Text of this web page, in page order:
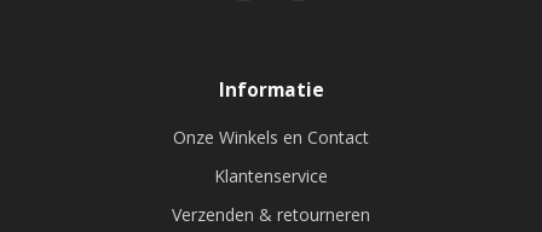
Informatie
Onze Winkels en Contact
Klantenservice
Verzenden & retourneren